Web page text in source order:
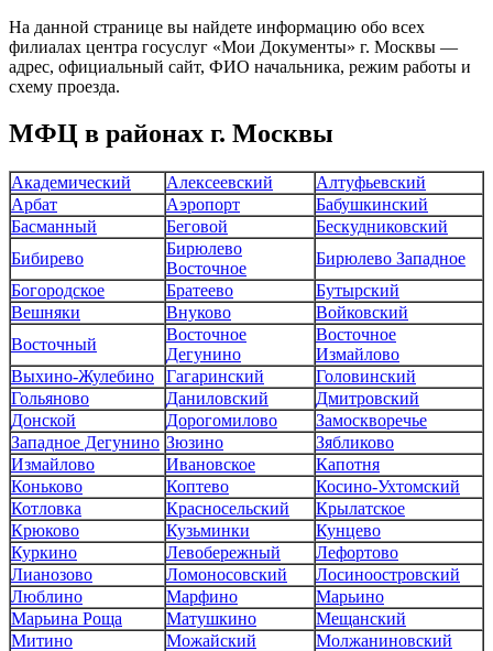
На данной странице вы найдете информацию обо всех
филиалах центра госуслуг «Мои Документы» г. Москвы —
адрес, официальный сайт, ФИО начальника, режим работы и
схему проезда.
МФЦ в районах г. Москвы
Академический Алексеевский
Алтуфьевский
Арбат
Аэропорт
Бабушкинский
Басманный
Беговой
Бескудниковский
Бибирево
Бирюлево
Восточное
Бирюлево Западное
Богородское
Братеево
Бутырский
Вешняки
Внуково
Войковский
Восточный
Восточное
Дегунино
Восточное
Измайлово
Выхино-Жулебино
Гагаринский
Головинский
Гольяново
Даниловский
Дмитровский
Донской
Дорогомилово
Замоскворечье
Западное Дегунино Зюзино
Зябликово
Измайлово
Ивановское
Капотня
Коньково
Коптево
Косино-Ухтомский
Котловка
Красносельский
Крылатское
Крюково
Кузьминки
Кунцево
Куркино
Левобережный
Лефортово
Лианозово
Ломоносовский
Лосиноостровский
Люблино
Марфино
Марьино
Марьина Роща
Матушкино
Мещанский
Митино
Можайский
Молжаниновский